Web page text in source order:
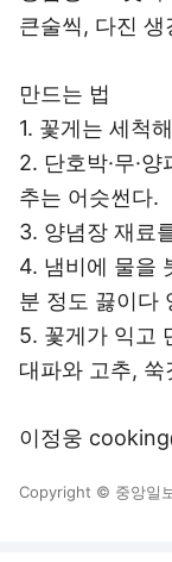
큰술씩, 다진
만드는 법
1. 꽃게는 세척
2. 단호박·무·
추는 어슷썬다.
3. 양념장 재료
4. 냄비에 물을
분 정도 끓이다
5. 꽃게가 익고
대파와 고추,
이정웅
Copyright © 중앙일